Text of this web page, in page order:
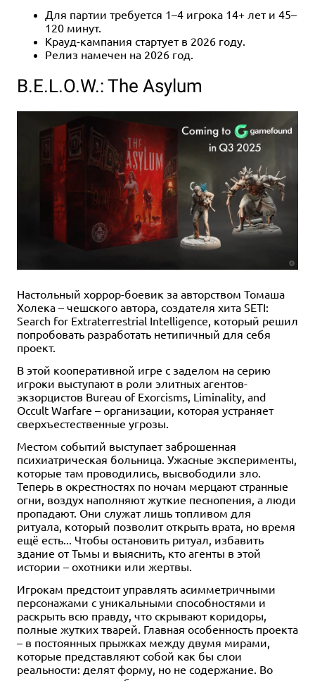
Для партии требуется 1–4 игрока 14+ лет и 45–
120 минут.
Крауд-кампания стартует в 2026 году.
Релиз намечен на 2026 год.
B.E.L.O.W.: The Asylum
Настольный хоррор-боевик за авторством Томаша
Холека – чешского автора, создателя хита SETI:
Search for Extraterrestrial Intelligence, который решил
попробовать разработать нетипичный для себя
проект.
В этой кооперативной игре с заделом на серию
игроки выступают в роли элитных агентов-
экзорцистов Bureau of Exorcisms, Liminality, and
Occult Warfare – организации, которая устраняет
сверхъестественные угрозы.
Местом событий выступает заброшенная
психиатрическая больница. Ужасные эксперименты,
которые там проводились, высвободили зло.
Теперь в окрестностях по ночам мерцают странные
огни, воздух наполняют жуткие песнопения, а люди
пропадают. Они служат лишь топливом для
ритуала, который позволит открыть врата, но время
ещё есть... Чтобы остановить ритуал, избавить
здание от Тьмы и выяснить, кто агенты в этой
истории – охотники или жертвы.
Игрокам предстоит управлять асимметричными
персонажами с уникальными способностями и
раскрыть всю правду, что скрывают коридоры,
полные жутких тварей. Главная особенность проекта
– в постоянных прыжках между двумя мирами,
которые представляют собой как бы слои
реальности: делят форму, но не содержание. Во